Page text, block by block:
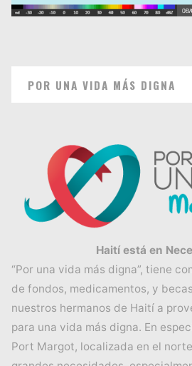
POR UNA VIDA MÁS DIGNA
Haití está en
“Por una vida más digna”, tiene
de fondos, medicamentos, y
nuestros hermanos de Haití a
para una vida más digna. En
Port Margot, localizada en el